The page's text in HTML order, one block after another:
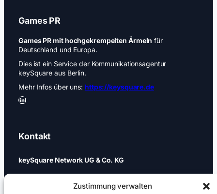
Zustimmung verwalten
Games PR
Games PR mit hochgekrempelten Ärmeln für
Deutschland und Europa.
Dies ist ein Service der Kommunikationsagentur
keySquare aus Berlin.
Mehr Infos über uns: https://keysquare.de
LinkedIn
Kontakt
keySquare Network UG & Co. KG